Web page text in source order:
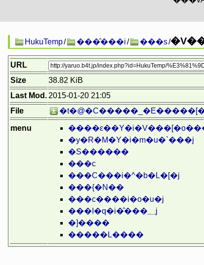
HukuTemp/ ���̑���i/ ���s/
URL
Size
38.82 KiB
Last Mod. 2015-01-20 21:05
File
menu
�y�R�M�Y�i�m�u�`���j
�S������
���c
���C���i�^�b�L�[�j
���{�N��
���c����i�o�u�j
���I�q�i�̂���؁j
�]����
�����L����